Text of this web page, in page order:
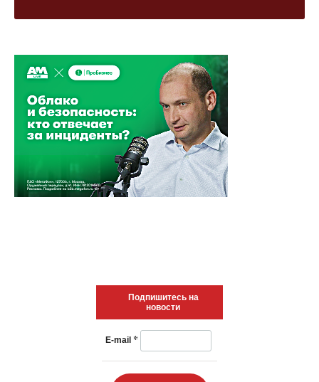
Подпишитесь на
новости
E-mail *